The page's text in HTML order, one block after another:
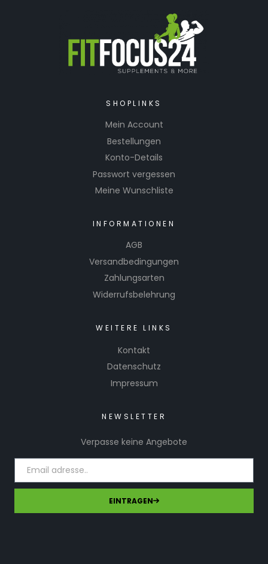
SHOPLINKS
Mein Account
Bestellungen
Konto-Details
Passwort vergessen
Meine Wunschliste
INFORMATIONEN
AGB
Versandbedingungen
Zahlungsarten
Widerrufsbelehrung
WEITERE LINKS
Kontakt
Datenschutz
Impressum
NEWSLETTER
Verpasse keine Angebote
EINTRAGEN